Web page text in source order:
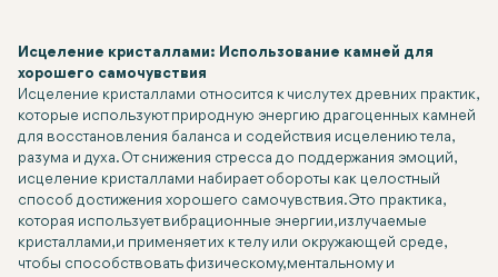
Исцеление кристаллами: Использование камней для
хорошего самочувствия
Исцеление кристаллами относится к числу тех древних практик,
которые используют природную энергию драгоценных камней
для восстановления баланса и содействия исцелению тела,
разума и духа. От снижения стресса до поддержания эмоций,
исцеление кристаллами набирает обороты как целостный
способ достижения хорошего самочувствия. Это практика,
которая использует вибрационные энергии, излучаемые
кристаллами, и применяет их к телу или окружающей среде,
чтобы способствовать физическому, ментальному и